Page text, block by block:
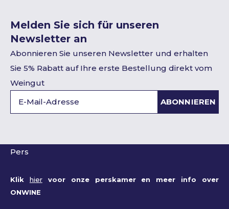
Melden Sie sich für unseren
Newsletter an
Abonnieren Sie unseren Newsletter und erhalten
Sie 5% Rabatt auf Ihre erste Bestellung direkt vom
Weingut
ABONNIEREN
Pers
Klik hiervoor onze perskamer en meer info over
ONWINE